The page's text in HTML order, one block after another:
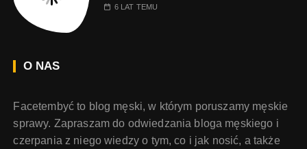
6 LAT TEMU
O NAS
Facetembyć to blog męski, w którym poruszamy męskie
sprawy. Zapraszam do odwiedzania bloga męskiego i
czerpania z niego wiedzy o tym, co i jak nosić, a także